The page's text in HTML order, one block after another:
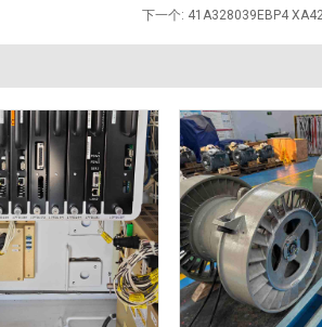
下一个: 41A328039EBP4